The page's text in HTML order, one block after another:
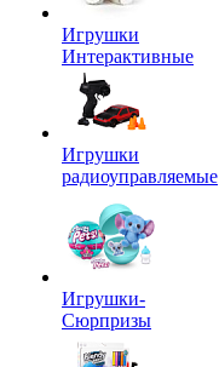
Игрушки
Интерактивные
Игрушки
радиоуправляемые
Игрушки-
Сюрпризы